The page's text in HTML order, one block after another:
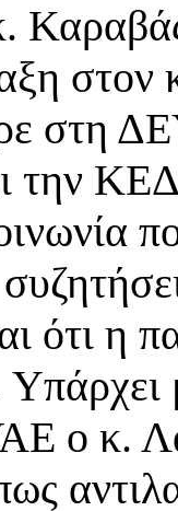
στη
την
ότι η
ο κ.